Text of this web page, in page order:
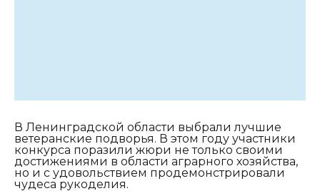
В Ленинградской области выбрали лучшие
ветеранские подворья. В этом году участники
конкурса поразили жюри не только своими
достижениями в области аграрного хозяйства,
но и с удовольствием продемонстрировали
чудеса рукоделия.